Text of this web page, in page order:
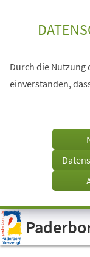
Visuelle
Assistenzsoftware
öffnen.
Durch die Nutzung
einverstanden,